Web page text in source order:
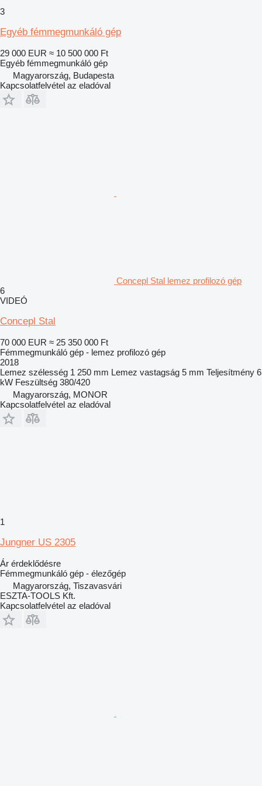
3
Egyéb fémmegmunkáló gép
29 000 EUR ≈ 10 500 000 Ft
Egyéb fémmegmunkáló gép
Magyarország, Budapesta
Kapcsolatfelvétel az eladóval
Concepl Stal lemez profilozó gép
6
VIDEÓ
Concepl Stal
70 000 EUR ≈ 25 350 000 Ft
Fémmegmunkáló gép - lemez profilozó gép
2018
Lemez szélesség 1 250 mm Lemez vastagság 5 mm Teljesítmény 6
kW Feszültség 380/420
Magyarország, MONOR
Kapcsolatfelvétel az eladóval
1
Jungner US 2305
Ár érdeklődésre
Fémmegmunkáló gép - élezőgép
Magyarország, Tiszavasvári
ESZTA-TOOLS Kft.
Kapcsolatfelvétel az eladóval